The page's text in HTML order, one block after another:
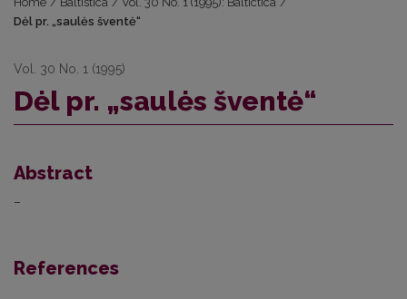
Dėl pr. „saulės šventė“
Vol. 30 No. 1 (1995)
Dėl pr. „saulės šventė“
Abstract
–
References